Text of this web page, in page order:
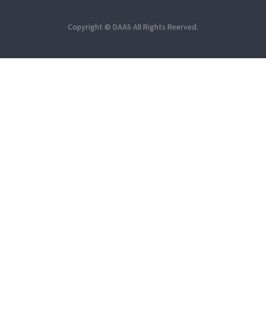
Copyright © DAAS All Rights Reerved.